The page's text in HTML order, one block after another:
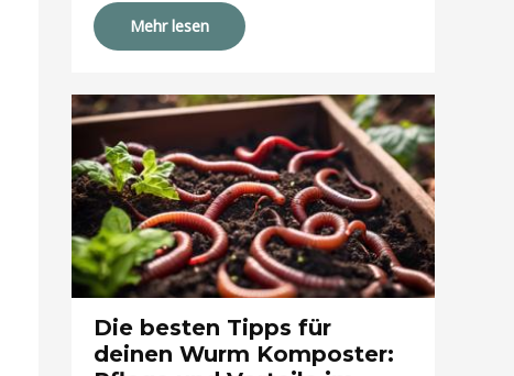
Mehr lesen
Die besten Tipps für
deinen Wurm Komposter: